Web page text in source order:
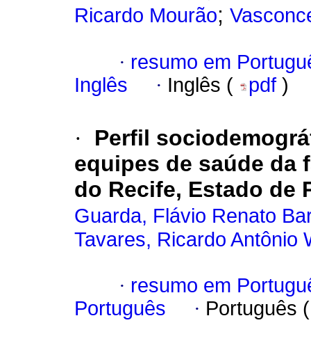
Ricardo Mourão;
· resumo em
Inglês
· Inglês ( pdf )
·
Perfil
equipes de saúde da
do Recife, Estado de
Guarda, Flávio Renato
Tavares, Ricardo Antônio
· resumo em
Português
· Português